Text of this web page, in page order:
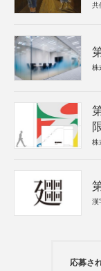
共
株
株
漢
応募さ